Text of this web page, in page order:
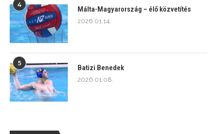
4
Málta-Magyarország – élő közvetítés
2026.01.14.
5
Batizi Benedek
2026.01.08.